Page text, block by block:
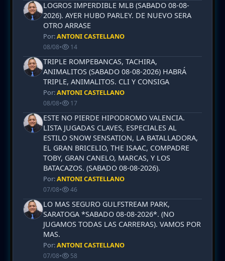
LOGROS IMPERDIBLE MLB (SABADO 08-08-
2026). AYER HUBO PARLEY. DE NUEVO SERA
OTRO ARRASE
Por:ANTONI CASTELLANO
08/08• 14
TRIPLE ROMPEBANCAS, TACHIRA,
ANIMALITOS (SABADO 08-08-2026) HABRÁ
TRIPLE, ANIMALITOS. CLI Y CONSIGA
Por:ANTONI CASTELLANO
08/08• 17
ESTE NO PIERDE HIPODROMO VALENCIA.
LISTA JUGADAS CLAVES, ESPECIALES AL
ESTILO SNOW SENSATION, LA BATALLADORA,
EL GRAN BRICELIO, THE ISAAC, COMPADRE
TOBY, GRAN CANELO, MARCAS, Y LOS
BATACAZOS. (SABADO 08-08-2026).
Por:ANTONI CASTELLANO
07/08• 46
LO MAS SEGURO GULFSTREAM PARK,
SARATOGA *SABADO 08-08-2026*. (NO
JUGAMOS TODAS LAS CARRERAS). VAMOS POR
MAS.
Por:ANTONI CASTELLANO
07/08• 58